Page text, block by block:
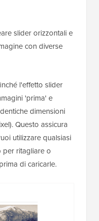
slider orizzontali e
con diverse
l'effetto slider
'prima' e
dimensioni
Questo assicura
utilizzare qualsiasi
ritagliare o
di caricarle.